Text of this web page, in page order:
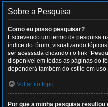
Sobre a Pesquisa
Como eu posso pesquisar?
Escrevendo um termo de pesquisa
índice do fórum, visualizando
ser acessada clicando no link
disponível em todas as páginas do
dependerá também do estilo em uso.
Voltar ao topo
Por que a minha pesquisa